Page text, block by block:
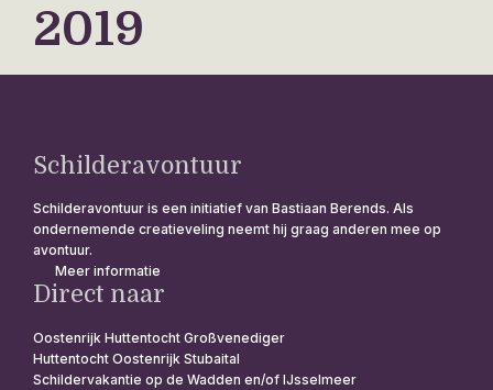
2019
Schilderavontuur
Schilderavontuur is een initiatief van Bastiaan Berends. Als
ondernemende creatieveling neemt hij graag anderen mee op
avontuur.
Meer informatie
Direct naar
Oostenrijk Huttentocht Großvenediger
Huttentocht Oostenrijk Stubaital
Schildervakantie op de Wadden en/of IJsselmeer